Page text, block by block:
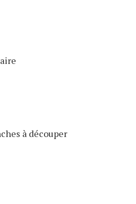
à découper